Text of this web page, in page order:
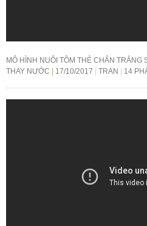
MÔ HÌNH NUÔI TÔM THẺ CHÂN TRẮNG
THAY NƯỚC
17/10/2017 TRAN 14